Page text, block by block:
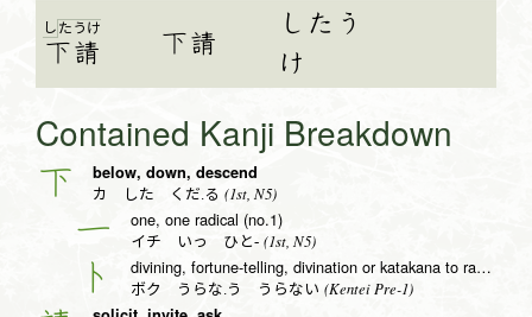
し た
下
う け
請 下請
したう
け
Contained Kanji Breakdown
下 below, down, descend
カ した くだ.る (1st, N5)
一 one, one radical (no.1)
イチ いっ ひと- (1st, N5)
卜 divining, fortune-telling, divination or katakana to radical (no. 25)
ボク うらな.う うらない (Kentei Pre-1)